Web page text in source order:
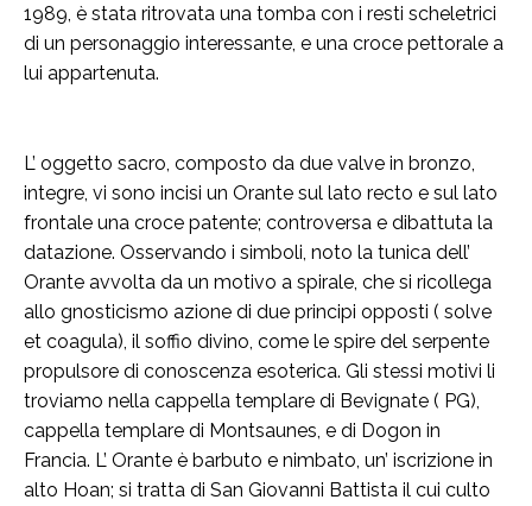
1989, è stata ritrovata una tomba con i resti scheletrici
di un personaggio interessante, e una croce pettorale a
lui appartenuta.
L’ oggetto sacro, composto da due valve in bronzo,
integre, vi sono incisi un Orante sul lato recto e sul lato
frontale una croce patente; controversa e dibattuta la
datazione. Osservando i simboli, noto la tunica dell’
Orante avvolta da un motivo a spirale, che si ricollega
allo gnosticismo azione di due principi opposti ( solve
et coagula), il soffio divino, come le spire del serpente
propulsore di conoscenza esoterica. Gli stessi motivi li
troviamo nella cappella templare di Bevignate ( PG),
cappella templare di Montsaunes, e di Dogon in
Francia. L’ Orante è barbuto e nimbato, un’ iscrizione in
alto Hoan; si tratta di San Giovanni Battista il cui culto